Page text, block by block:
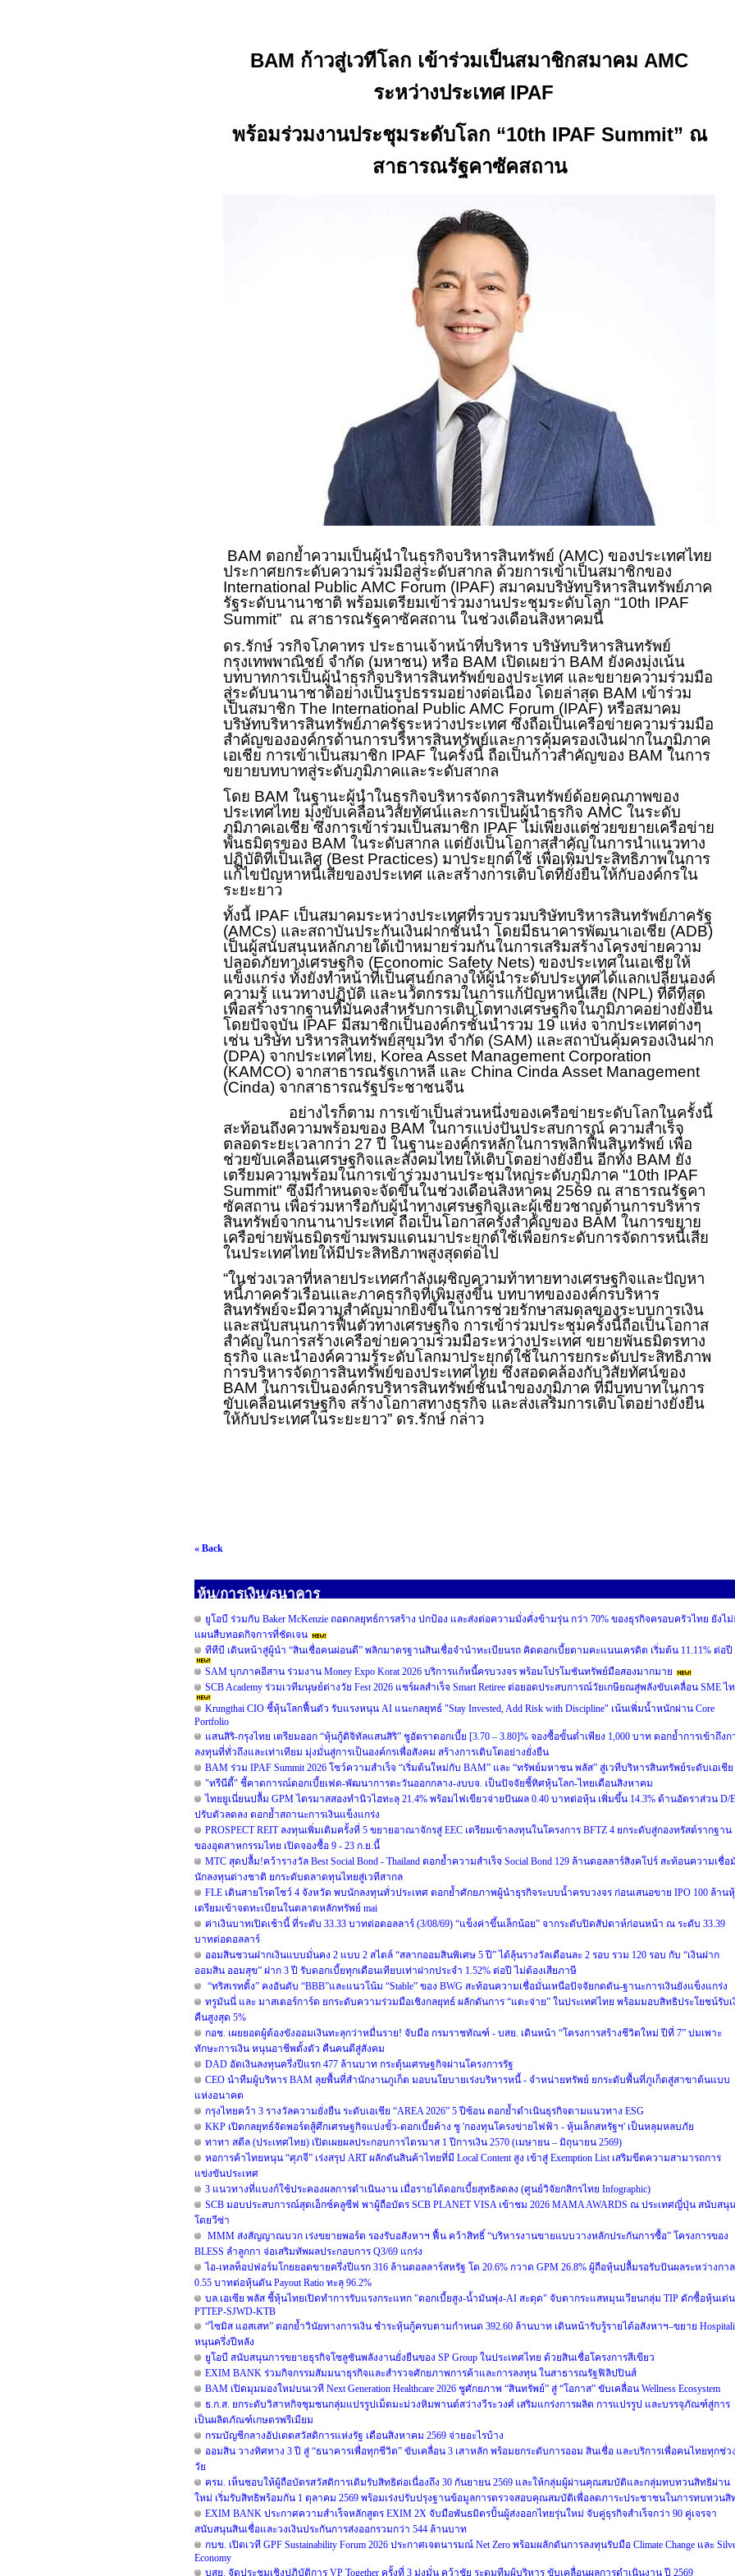
BAM ก้าวสู่เวทีโลก เข้าร่วมเป็นสมาชิกสมาคม AMC
ระหว่างประเทศIPAF
พร้อมร่วมงานประชุมระดับโลก “10th IPAF Summit” ณ
สาธารณรัฐคาซัคสถาน
BAM ตอกย้ำความเป็นผู้นำในธุรกิจบริหารสินทรัพย์ (AMC) ของประเทศไทย
ประกาศยกระดับความร่วมมือสู่ระดับสากล ด้วยการเข้าเป็นสมาชิกของ
International Public AMC Forum (IPAF) สมาคมบริษัทบริหารสินทรัพย์ภาค
รัฐระดับนานาชาติ พร้อมเตรียมเข้าร่วมงานประชุมระดับโลก “10th IPAF
Summit” ณ สาธารณรัฐคาซัคสถาน ในช่วงเดือนสิงหาคมนี้
ดร.รักษ์ วรกิจโภคาทร ประธานเจ้าหน้าที่บริหาร บริษัทบริหารสินทรัพย์
กรุงเทพพาณิชย์ จำกัด (มหาชน) หรือ BAM เปิดเผยว่า BAM ยังคงมุ่งเน้น
บทบาทการเป็นผู้นำธุรกิจบริหารสินทรัพย์ของประเทศ และขยายความร่วมมือ
สู่ระดับนานาชาติอย่างเป็นรูปธรรมอย่างต่อเนื่อง โดยล่าสุด BAM เข้าร่วม
เป็นสมาชิก The International Public AMC Forum (IPAF) หรือสมาคม
บริษัทบริหารสินทรัพย์ภาครัฐระหว่างประเทศ ซึ่งถือเป็นเครือข่ายความร่วมมือ
สำคัญขององค์กรด้านการบริหารสินทรัพย์และการคุ้มครองเงินฝากในภูมิภาค
เอเชีย การเข้าเป็นสมาชิก IPAF ในครั้งนี้ ถือเป็นก้าวสำคัญของ BAM ในการ
ขยายบทบาทสู่ระดับภูมิภาคและระดับสากล
โดย BAM ในฐานะผู้นำในธุรกิจบริหารจัดการสินทรัพย์ด้อยคุณภาพของ
ประเทศไทย มุ่งขับเคลื่อนวิสัยทัศน์และการเป็นผู้นำธุรกิจ AMC ในระดับ
ภูมิภาคเอเชีย ซึ่งการเข้าร่วมเป็นสมาชิก IPAFไม่เพียงแต่ช่วยขยายเครือข่าย
พันธมิตรของ BAM ในระดับสากล แต่ยังเป็นโอกาสสำคัญในการนำแนวทาง
ปฏิบัติที่เป็นเลิศ (Best Practices) มาประยุกต์ใช้ เพื่อเพิ่มประสิทธิภาพในการ
แก้ไขปัญหาหนี้เสียของประเทศ และสร้างการเติบโตที่ยั่งยืนให้กับองค์กรใน
ระยะยาว
ทั้งนี้ IPAF เป็นสมาคมระหว่างประเทศที่รวบรวมบริษัทบริหารสินทรัพย์ภาครัฐ
(AMCs) และสถาบันประกันเงินฝากชั้นนำ โดยมีธนาคารพัฒนาเอเชีย (ADB)
เป็นผู้สนับสนุนหลักภายใต้เป้าหมายร่วมกันในการเสริมสร้างโครงข่ายความ
ปลอดภัยทางเศรษฐกิจ (Economic Safety Nets) ของประเทศในเอเชียให้
แข็งแกร่ง ทั้งยังทำหน้าที่เป็นศูนย์กลางให้ผู้นำระดับประเทศได้แลกเปลี่ยนองค์
ความรู้ แนวทางปฏิบัติ และนวัตกรรมในการแก้ปัญหาหนี้เสีย (NPL) ที่ดีที่สุด
เพื่อสร้างรากฐานที่มั่นคงสำหรับการเติบโตทางเศรษฐกิจในภูมิภาคอย่างยั่งยืน
โดยปัจจุบัน IPAF มีสมาชิกเป็นองค์กรชั้นนำรวม 19 แห่ง จากประเทศต่างๆ
เช่น บริษัท บริหารสินทรัพย์สุขุมวิท จำกัด (SAM) และสถาบันคุ้มครองเงินฝาก
(DPA) จากประเทศไทย, Korea Asset Management Corporation
(KAMCO) จากสาธารณรัฐเกาหลี และ China Cinda Asset Management
(Cinda) จากสาธารณรัฐประชาชนจีน
อย่างไรก็ตาม การเข้าเป็นส่วนหนึ่งของเครือข่ายระดับโลกในครั้งนี้
สะท้อนถึงความพร้อมของ BAM ในการแบ่งปันประสบการณ์ ความสำเร็จ
ตลอดระยะเวลากว่า 27 ปี ในฐานะองค์กรหลักในการพลิกฟื้นสินทรัพย์ เพื่อ
ช่วยขับเคลื่อนเศรษฐกิจและสังคมไทยให้เติบโตอย่างยั่งยืน อีกทั้ง BAM ยัง
เตรียมความพร้อมในการเข้าร่วมงานประชุมใหญ่ระดับภูมิภาค "10th IPAF
Summit" ซึ่งมีกำหนดจะจัดขึ้นในช่วงเดือนสิงหาคม 2569 ณ สาธารณรัฐคา
ซัคสถาน เพื่อร่วมหารือกับผู้นำทางเศรษฐกิจและผู้เชี่ยวชาญด้านการบริหาร
สินทรัพย์จากนานาประเทศ ถือเป็นโอกาสครั้งสำคัญของ BAM ในการขยาย
เครือข่ายพันธมิตรข้ามพรมแดนมาประยุกต์ใช้เพื่อยกระดับการจัดการหนี้เสีย
ในประเทศไทยให้มีประสิทธิภาพสูงสุดต่อไป
“ในช่วงเวลาที่หลายประเทศกำลังเผชิญความท้าทายทางเศรษฐกิจและปัญหา
หนี้ภาคครัวเรือนและภาคธุรกิจที่เพิ่มสูงขึ้น บทบาทขององค์กรบริหาร
สินทรัพย์จะมีความสำคัญมากยิ่งขึ้นในการช่วยรักษาสมดุลของระบบการเงิน
และสนับสนุนการฟื้นตัวทางเศรษฐกิจ การเข้าร่วมประชุมครั้งนี้ถือเป็นโอกาส
สำคัญในการสร้างเครือข่ายความร่วมมือระหว่างประเทศ ขยายพันธมิตรทาง
ธุรกิจ และนำองค์ความรู้ระดับโลกมาประยุกต์ใช้ในการยกระดับประสิทธิภาพ
การบริหารจัดการสินทรัพย์ของประเทศไทย ซึ่งสอดคล้องกับวิสัยทัศน์ของ
BAM ในการเป็นองค์กรบริหารสินทรัพย์ชั้นนำของภูมิภาค ที่มีบทบาทในการ
ขับเคลื่อนเศรษฐกิจ สร้างโอกาสทางธุรกิจ และส่งเสริมการเติบโตอย่างยั่งยืน
ให้กับประเทศในระยะยาว” ดร.รักษ์ กล่าว
« Back
หุ้น/การเงิน/ธนาคาร
ยูโอบี ร่วมกับ Baker McKenzie ถอดกลยุทธ์การสร้าง ปกป้อง และส่งต่อความมั่งคั่งข้ามรุ่น กว่า 70% ของธุรกิจครอบครัวไทย ยังไ
แผนสืบทอดกิจการที่ชัดเจน
ทีทีบี เดินหน้าสู่ผู้นำ “สินเชื่อคนผ่อนดี” พลิกมาตรฐานสินเชื่อจำนำทะเบียนรถ คิดดอกเบี้ยตามคะแนนเครดิต เริ่มต้น 11.11% ต่อปี
SAM บุกภาคอีสาน ร่วมงาน Money Expo Korat 2026 บริการแก้หนี้ครบวงจร พร้อมโปรโมชันทรัพย์มือสองมากมาย
SCB Academy ร่วมเวทีมนุษย์ต่างวัย Fest 2026 แชร์ผลสำเร็จ Smart Retiree ต่อยอดประสบการณ์วัยเกษียณสู่พลังขับเคลื่อน SME ไ
Krungthai CIO ชี้หุ้นโลกฟื้นตัว รับแรงหนุน AI แนะกลยุทธ์ "Stay Invested, Add Risk with Discipline" เน้นเพิ่มน้ำหนักผ่าน Core
Portfolio
แสนสิริ-กรุงไทย เตรียมออก “หุ้นกู้ดิจิทัลแสนสิริ” ชูอัตราดอกเบี้ย [3.70 – 3.80]% จองซื้อขั้นต่ำเพียง 1,000 บาท ตอกย้ำการเข้าถึงก
ลงทุนที่ทั่วถึงและเท่าเทียม มุ่งมั่นสู่การเป็นองค์กรเพื่อสังคม สร้างการเติบโตอย่างยั่งยืน
BAM ร่วม IPAF Summit 2026 โชว์ความสำเร็จ “เริ่มต้นใหม่กับ BAM” และ “ทรัพย์มหาชน พลัส” สู่เวทีบริหารสินทรัพย์ระดับเอเชีย
"ทรีนีตี้" ชี้คาดการณ์ดอกเบี้ยเฟด-พัฒนาการตะวันออกกลาง-งบบจ. เป็นปัจจัยชี้ทิศหุ้นโลก-ไทยเดือนสิงหาคม
ไทยยูเนี่ยนปลื้ม GPM ไตรมาสสองทำนิวไฮทะลุ 21.4% พร้อมไฟเขียวจ่ายปันผล 0.40 บาทต่อหุ้น เพิ่มขึ้น 14.3% ด้านอัตราส่วน D/E
ปรับตัวลดลง ตอกย้ำสถานะการเงินแข็งแกร่ง
PROSPECT REIT ลงทุนเพิ่มเติมครั้งที่ 5 ขยายอาณาจักรสู่ EEC เตรียมเข้าลงทุนในโครงการ BFTZ 4 ยกระดับสู่กองทรัสต์รากฐาน
ของอุตสาหกรรมไทย เปิดจองซื้อ 9 - 23 ก.ย.นี้
MTC สุดปลื้ม!คว้ารางวัล Best Social Bond - Thailand ตอกย้ำความสำเร็จ Social Bond 129 ล้านดอลลาร์สิงคโปร์ สะท้อนความเชื่อ
นักลงทุนต่างชาติ ยกระดับตลาดทุนไทยสู่เวทีสากล
FLE เดินสายโรดโชว์ 4 จังหวัด พบนักลงทุนทั่วประเทศ ตอกย้ำศักยภาพผู้นำธุรกิจระบบน้ำครบวงจร ก่อนเสนอขาย IPO 100 ล้าน
เตรียมเข้าจดทะเบียนในตลาดหลักทรัพย์ mai
ค่าเงินบาทเปิดเช้านี้ ที่ระดับ 33.33 บาทต่อดอลลาร์ (3/08/69) “แข็งค่าขึ้นเล็กน้อย” จากระดับปิดสัปดาห์ก่อนหน้า ณ ระดับ 33.39
บาทต่อดอลลาร์
ออมสินชวนฝากเงินแบบมั่นคง 2 แบบ 2 สไตล์ “สลากออมสินพิเศษ 5 ปี” ได้ลุ้นรางวัลเดือนละ 2 รอบ รวม 120 รอบ กับ “เงินฝาก
ออมสิน ออมสุข” ฝาก 3 ปี รับดอกเบี้ยทุกเดือนเทียบเท่าฝากประจำ 1.52% ต่อปี ไม่ต้องเสียภาษี
“ทริสเรทติ้ง” คงอันดับ “BBB”และแนวโน้ม “Stable” ของ BWG สะท้อนความเชื่อมั่นเหนือปัจจัยกดดัน-ฐานะการเงินยังแข็งแกร่ง
ทรูมันนี่ และ มาสเตอร์การ์ด ยกระดับความร่วมมือเชิงกลยุทธ์ ผลักดันการ “แตะจ่าย” ในประเทศไทย พร้อมมอบสิทธิประโยชน์รับเ
คืนสูงสุด 5%
กอช. เผยยอดผู้ต้องขังออมเงินทะลุกว่าหมื่นราย! จับมือ กรมราชทัณฑ์ - บสย. เดินหน้า “โครงการสร้างชีวิตใหม่ ปีที่ 7” บ่มเพาะ
ทักษะการเงิน หนุนอาชีพตั้งตัว คืนคนดีสู่สังคม
DAD อัดเงินลงทุนครึ่งปีแรก 477 ล้านบาท กระตุ้นเศรษฐกิจผ่านโครงการรัฐ
CEO นำทีมผู้บริหาร BAM ลุยพื้นที่สำนักงานภูเก็ต มอบนโยบายเร่งบริหารหนี้ - จำหน่ายทรัพย์ ยกระดับพื้นที่ภูเก็ตสู่สาขาต้นแบบ
แห่งอนาคต
กรุงไทยคว้า 3 รางวัลความยั่งยืน ระดับเอเชีย “AREA 2026” 5 ปีซ้อน ตอกย้ำดำเนินธุรกิจตามแนวทาง ESG
KKP เปิดกลยุทธ์จัดพอร์ตสู้ศึกเศรษฐกิจแบ่งขั้ว-ดอกเบี้ยค้าง ชู 'กองทุนโครงข่ายไฟฟ้า - หุ้นเล็กสหรัฐฯ' เป็นหลุมหลบภัย
ทาทา สตีล (ประเทศไทย) เปิดเผยผลประกอบการไตรมาส 1 ปีการเงิน 2570 (เมษายน – มิถุนายน 2569)
หอการค้าไทยหนุน “ศุภจี” เร่งสรุป ART ผลักดันสินค้าไทยที่มี Local Content สูง เข้าสู่ Exemption List เสริมขีดความสามารถการ
แข่งขันประเทศ
3 แนวทางที่แบงก์ใช้ประคองผลการดำเนินงาน เมื่อรายได้ดอกเบี้ยสุทธิลดลง (ศูนย์วิจัยกสิกรไทย Infographic)
SCB มอบประสบการณ์สุดเอ็กซ์คลูซีฟ พาผู้ถือบัตร SCB PLANET VISA เข้าชม 2026 MAMA AWARDS ณ ประเทศญี่ปุ่น สนับสนุน
โดยวีซ่า
MMM ส่งสัญญาณบวก เร่งขยายพอร์ต รองรับอสังหาฯ ฟื้น คว้าสิทธิ์ “บริหารงานขายแบบวางหลักประกันการซื้อ” โครงการของ
BLESS ลำลูกกา จ่อเสริมทัพผลประกอบการ Q3/69 แกร่ง
ไอ-เทลท็อปฟอร์มโกยยอดขายครึ่งปีแรก 316 ล้านดอลลาร์สหรัฐ โต 20.6% กวาด GPM 26.8% ผู้ถือหุ้นปลื้มรอรับปันผลระหว่างกาล
0.55 บาทต่อหุ้นดัน Payout Ratio ทะลุ 96.2%
บล.เอเซีย พลัส ชี้หุ้นไทยเปิดทำการรับแรงกระแทก "ดอกเบี้ยสูง-น้ำมันพุ่ง-AI สะดุด" จับตากระแสหมุนเวียนกลุ่ม TIP ดักซื้อหุ้นเด่น
PTTEP-SJWD-KTB
“ไซมิส แอสเสท” ตอกย้ำวินัยทางการเงิน ชำระหุ้นกู้ครบตามกำหนด 392.60 ล้านบาท เดินหน้ารับรู้รายได้อสังหาฯ–ขยาย
หนุนครึ่งปีหลัง
ยูโอบี สนับสนุนการขยายธุรกิจโซลูชันพลังงานยั่งยืนของ SP Group ในประเทศไทย ด้วยสินเชื่อโครงการสีเขียว
EXIM BANK ร่วมกิจกรรมสัมมนาธุรกิจและสำรวจศักยภาพการค้าและการลงทุน ในสาธารณรัฐฟิลิปปินส์
BAM เปิดมุมมองใหม่บนเวที Next Generation Healthcare 2026 ชูศักยภาพ “สินทรัพย์” สู่ “โอกาส” ขับเคลื่อน Wellness Ecosystem
ธ.ก.ส. ยกระดับวิสาหกิจชุมชนกลุ่มแปรรูปเม็ดมะม่วงหิมพานต์สว่างวีระวงศ์ เสริมแกร่งการผลิต การแปรรูป และบรรจุภัณฑ์สู่การ
เป็นผลิตภัณฑ์เกษตรพรีเมียม
กรมบัญชีกลางอัปเดตสวัสดิการแห่งรัฐ เดือนสิงหาคม 2569 จ่ายอะไรบ้าง
ออมสิน วางทิศทาง 3 ปี สู่ “ธนาคารเพื่อทุกชีวิต” ขับเคลื่อน 3 เสาหลัก พร้อมยกระดับการออม สินเชื่อ และบริการเพื่อคนไทยทุกช่วง
วัย
ครม. เห็นชอบให้ผู้ถือบัตรสวัสดิการเดิมรับสิทธิต่อเนื่องถึง 30 กันยายน 2569 และให้กลุ่มผู้ผ่านคุณสมบัติและกลุ่มทบทวนสิทธิผ่าน
ใหม่ เริ่มรับสิทธิพร้อมกัน 1 ตุลาคม 2569 พร้อมเร่งปรับปรุงฐานข้อมูลการตรวจสอบคุณสมบัติเพื่อลดภาระประชาชนในการทบทวนสิ
EXIM BANK ประกาศความสำเร็จหลักสูตร EXIM 2X จับมือพันธมิตรปั้นผู้ส่งออกไทยรุ่นใหม่ จับคู่ธุรกิจสำเร็จกว่า 90 คู่เจรจา
สนับสนุนสินเชื่อและวงเงินประกันการส่งออกรวมกว่า 544 ล้านบาท
กบข. เปิดเวที GPF Sustainability Forum 2026 ประกาศเจตนารมณ์ Net Zero พร้อมผลักดันการลงทุนรับมือ Climate Change และ
Economy
บสย. จัดประชุมเชิงปฏิบัติการ VP Together ครั้งที่ 3 มุ่งมั่น คว้าชัย ระดมทีมผู้บริหาร ขับเคลื่อนผลการดำเนินงาน ปี 2569